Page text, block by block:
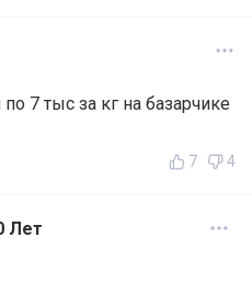
7 тыс за кг на базарчике
7 4
Лет